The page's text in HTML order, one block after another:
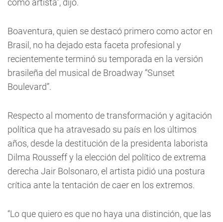
como artista", dijo.
Boaventura, quien se destacó primero como actor en
Brasil, no ha dejado esta faceta profesional y
recientemente terminó su temporada en la versión
brasileña del musical de Broadway “Sunset
Boulevard”.
Respecto al momento de transformación y agitación
política que ha atravesado su país en los últimos
años, desde la destitución de la presidenta laborista
Dilma Rousseff y la elección del político de extrema
derecha Jair Bolsonaro, el artista pidió una postura
crítica ante la tentación de caer en los extremos.
“Lo que quiero es que no haya una distinción, que las